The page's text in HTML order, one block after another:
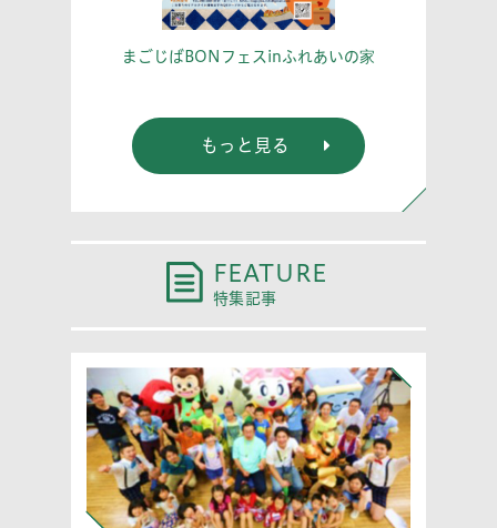
まごじばBONフェスinふれあいの家
もっと見る
FEATURE
特集記事